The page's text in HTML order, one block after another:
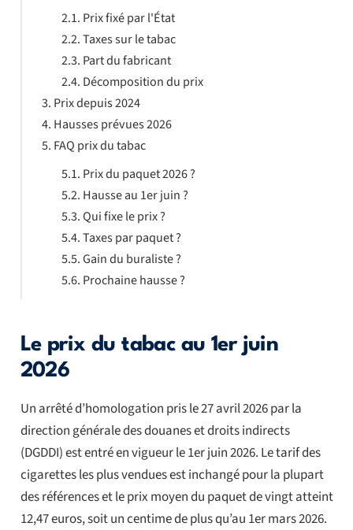
Le prix du tabac au 1er juin
2026
Un arrêté d’homologation pris le 27 avril 2026 par la
direction générale des douanes et droits indirects
(DGDDI) est entré en vigueur le 1er juin 2026. Le tarif des
cigarettes les plus vendues est inchangé pour la plupart
des références et le prix moyen du paquet de vingt atteint
12,47 euros, soit un centime de plus qu’au 1er mars 2026.
Prix fixé par l'État
Taxes sur le tabac
Part du fabricant
Décomposition du prix
Prix depuis 2024
Hausses prévues 2026
FAQ prix du tabac
Prix du paquet 2026 ?
Hausse au 1er juin ?
Qui fixe le prix ?
Taxes par paquet ?
Gain du buraliste ?
Prochaine hausse ?